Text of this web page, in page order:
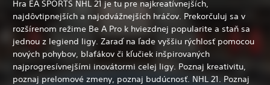
Hra EA SPORTS NHL 21 je tu pre najkreatívnejších,
najdôvtipnejších a najodvážnejších hráčov. Prekorčuluj sa v
rozšírenom režime Be A Pro k hviezdnej popularite a staň sa
jednou z legiend ligy. Zaraď na ľade vyššiu rýchlosť pomocou
nových pohybov, blafákov či kľučiek inšpirovaných
najprogresívnejšími inovátormi celej ligy. Poznaj kreativitu,
poznaj prelomové zmeny, poznaj budúcnosť. NHL 21. Poznaj